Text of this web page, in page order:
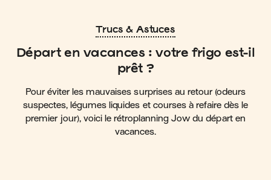
Trucs & Astuces
Départ en vacances : votre frigo est-il
prêt ?
Pour éviter les mauvaises surprises au retour (odeurs
suspectes, légumes liquides et courses à refaire dès le
premier jour), voici le rétroplanning Jow du départ en
vacances.